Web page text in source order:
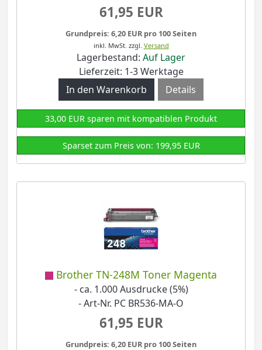
61,95 EUR
Grundpreis: 6,20 EUR pro 100 Seiten
inkl. MwSt. zzgl. Versand
Lagerbestand: Auf Lager
Lieferzeit: 1-3 Werktage
Details
33,00 EUR sparen mit kompatiblen Produkt
Sparset zum Preis von: 199,95 EUR
Brother TN-248M Toner Magenta
- ca. 1.000 Ausdrucke (5%)
- Art-Nr. PC BR536-MA-O
61,95 EUR
Grundpreis: 6,20 EUR pro 100 Seiten